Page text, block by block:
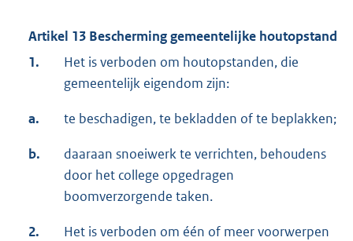
Artikel 13 Bescherming gemeentelijke houtopstand
1.
Het is verboden om houtopstanden, die
gemeentelijk eigendom zijn:
a. te beschadigen, te bekladden of te beplakken;
b.
daaraan snoeiwerk te verrichten, behoudens
door het college opgedragen
boomverzorgende taken.
2.
Het is verboden om één of meer voorwerpen